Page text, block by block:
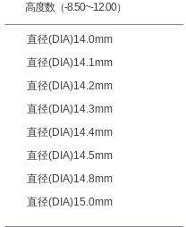
高度数（-8.50~-12.00）
直径(DIA)14.0mm
直径(DIA)14.1mm
直径(DIA)14.2mm
直径(DIA)14.3mm
直径(DIA)14.4mm
直径(DIA)14.5mm
直径(DIA)14.8mm
直径(DIA)15.0mm